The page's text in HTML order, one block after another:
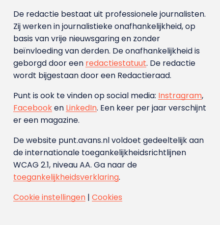
De redactie bestaat uit professionele journalisten.
Zij werken in journalistieke onafhankelijkheid, op
basis van vrije nieuwsgaring en zonder
beïnvloeding van derden. De onafhankelijkheid is
geborgd door een redactiestatuut. De redactie
wordt bijgestaan door een Redactieraad.
Punt is ook te vinden op social media: Instragram,
Facebooken LinkedIn. Een keer per jaar verschijnt
er een magazine.
De website punt.avans.nl voldoet gedeeltelijk aan
de internationale toegankelijkheidsrichtlijnen
WCAG 2.1, niveau AA. Ga naar de
toegankelijkheidsverklaring.
Cookie instellingen| Cookies